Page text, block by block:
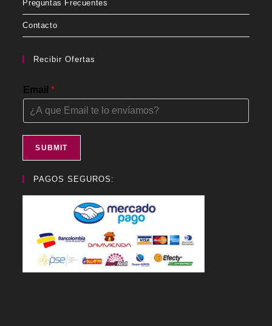
Preguntas Frecuentes
Contacto
Recibir Ofertas
Email*
SUBMIT
PAGOS SEGUROS: